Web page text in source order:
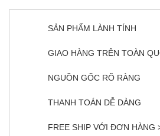
SẢN PHẨM LÀNH TÍNH
GIAO HÀNG TRÊN TOÀN
NGUỒN GỐC RÕ RÀNG
THANH TOÁN DỄ DÀNG
FREE SHIP VỚI ĐƠN HÀNG